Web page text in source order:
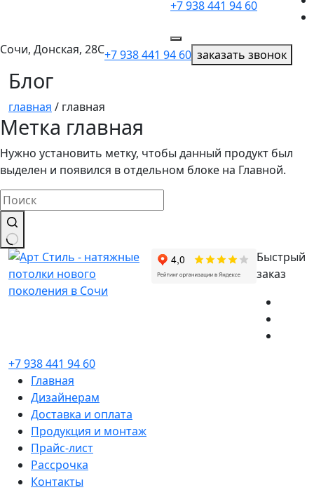
+7 938 441 94 60
Сочи, Донская, 28С+7 938 441 94 60 заказать звонок
Блог
главная / главная
Метка главная
Нужно установить метку, чтобы данный продукт был
выделен и появился в отдельном блоке на Главной.
Ничего
не
найдено
Быстрый
заказ
Главная
Дизайнерам
Доставка и оплата
Продукция и монтаж
Прайс-лист
Рассрочка
Контакты
+7 938 441 94 60